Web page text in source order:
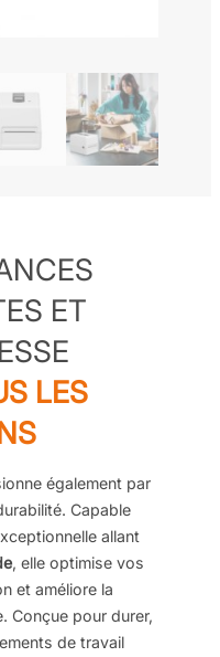
ET
LES
également par
Capable
allant
, elle optimise vos
et améliore la
Conçue pour durer,
de travail